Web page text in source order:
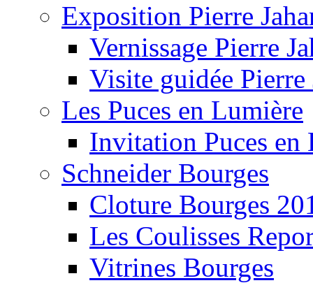
Exposition Pierre
Vernissage Pierre
Visite guidée Pierre
Les Puces en Lumière
Invitation Puces en
Schneider Bourges
Cloture Bourges
Les Coulisses
Vitrines Bourges